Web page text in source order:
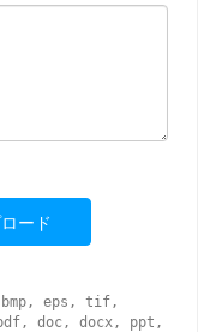
ード
eps, tif,
doc, docx, ppt,